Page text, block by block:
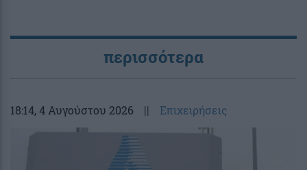
περισσότερα
18:14, 4 Αυγούστου 2026 || Επιχειρήσεις